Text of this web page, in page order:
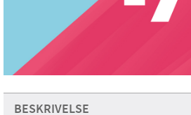
BESKRIVELSE